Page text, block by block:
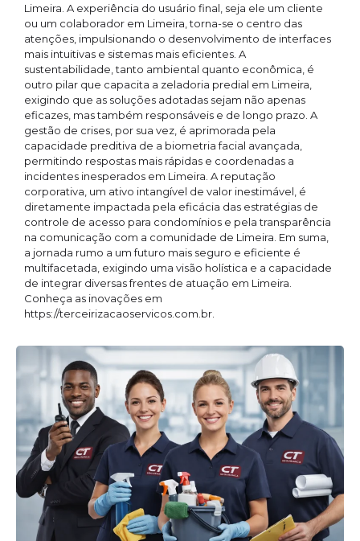
Limeira. A experiência do usuário final, seja ele um cliente
ou um colaborador em Limeira, torna-se o centro das
atenções, impulsionando o desenvolvimento de interfaces
mais intuitivas e sistemas mais eficientes. A
sustentabilidade, tanto ambiental quanto econômica, é
outro pilar que capacita a zeladoria predial em Limeira,
exigindo que as soluções adotadas sejam não apenas
eficazes, mas também responsáveis e de longo prazo. A
gestão de crises, por sua vez, é aprimorada pela
capacidade preditiva de a biometria facial avançada,
permitindo respostas mais rápidas e coordenadas a
incidentes inesperados em Limeira. A reputação
corporativa, um ativo intangível de valor inestimável, é
diretamente impactada pela eficácia das estratégias de
controle de acesso para condomínios e pela transparência
na comunicação com a comunidade de Limeira. Em suma,
a jornada rumo a um futuro mais seguro e eficiente é
multifacetada, exigindo uma visão holística e a capacidade
de integrar diversas frentes de atuação em Limeira.
Conheça as inovações em
https://terceirizacaoservicos.com.br.